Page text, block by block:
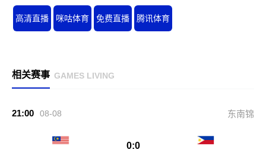
高清直播 咪咕体育 免费直播 腾讯体育
相关赛事 GAMES LIVING
21:00 08-08 东南锦
0:0